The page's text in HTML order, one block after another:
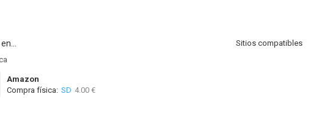
Sitios compatibles
Amazon
Compra física: SD 4.00 €